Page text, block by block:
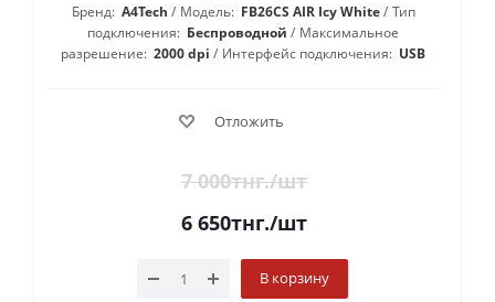
Бренд: A4Tech Модель: FB26CS AIR Icy White
Тип
подключения: Беспроводной
Максимальное
разрешение: 2000 dpi Интерфейс подключения: USB
Отложить
7 000тнг./шт
6 650тнг./шт
В корзину